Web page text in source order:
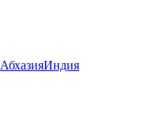
АбхазияИндия